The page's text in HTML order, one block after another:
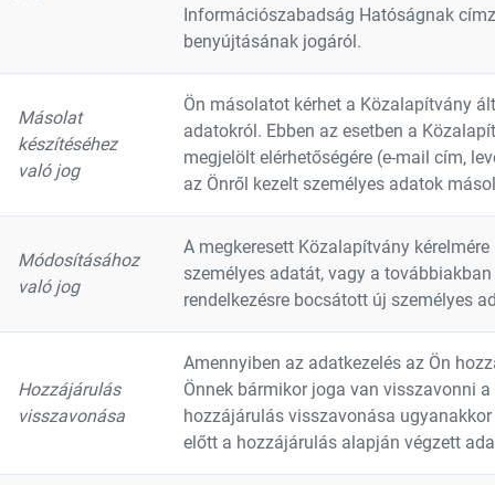
Információszabadság Hatóságnak
benyújtásának jogáról.
Másolat
készítéséhez
való jog
Ön másolatot kérhet a Közalapítvány
adatokról. Ebben az esetben a
megjelölt elérhetőségére (e-mail cím,
az Önről kezelt személyes adatok
Módosításához
való jog
A megkeresett Közalapítvány
személyes adatát, vagy a
rendelkezésre bocsátott új személyes
Hozzájárulás
visszavonása
Amennyiben az adatkezelés az Ön
Önnek bármikor joga van visszavonni
hozzájárulás visszavonása
előtt a hozzájárulás alapján végzett